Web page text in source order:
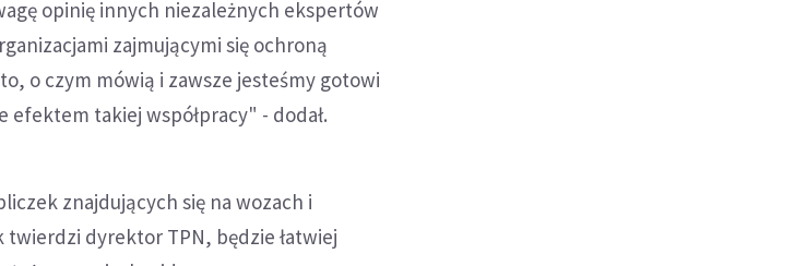
opinię innych niezależnych ekspertów
zajmującymi się ochroną
o czym mówią i zawsze jesteśmy gotowi
efektem takiej współpracy" - dodał.
znajdujących się na wozach i
twierdzi dyrektor TPN, będzie łatwiej